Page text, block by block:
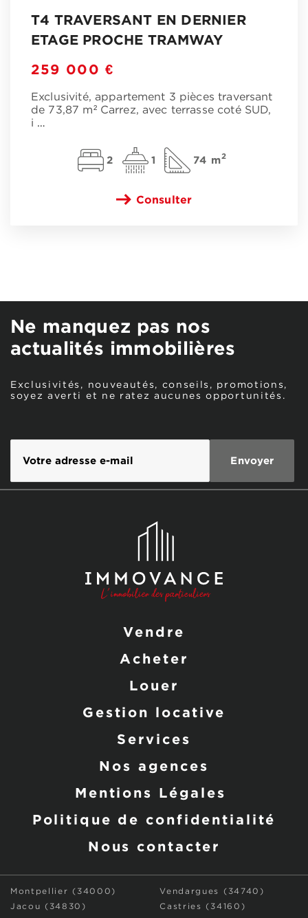
T4 TRAVERSANT EN DERNIER
ETAGE PROCHE TRAMWAY
259 000 €
Exclusivité, appartement 3 pièces traversant
de 73,87 m² Carrez, avec terrasse coté SUD,
i …
2 1 74 m2
Consulter
Ne manquez pas nos
actualités immobilières
Exclusivités, nouveautés, conseils, promotions,
soyez averti et ne ratez aucunes opportunités.
Vendre
Acheter
Louer
Gestion locative
Services
Nos agences
Mentions Légales
Politique de confidentialité
Nous contacter
Montpellier (34000)
Vendargues (34740)
Jacou (34830)
Castries (34160)